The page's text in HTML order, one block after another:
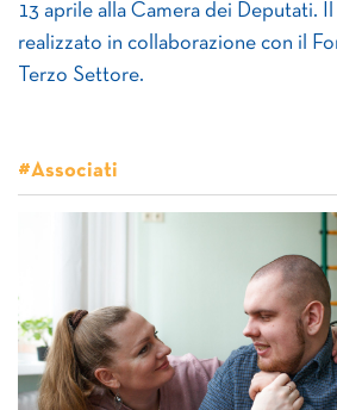
13 aprile alla Camera dei Deputati.
realizzato in collaborazione con il
Terzo Settore.
#Associati